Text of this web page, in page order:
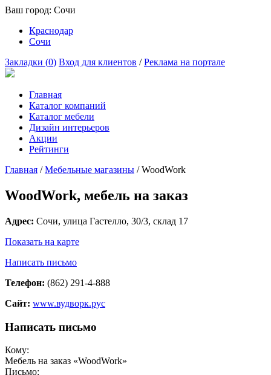
Ваш город: Сочи
Краснодар
Сочи
Закладки (0) Вход для клиентов /Реклама на портале
Главная
Каталог компаний
Каталог мебели
Дизайн интерьеров
Акции
Рейтинги
Главная /Мебельные магазины /WoodWork
WoodWork, мебель на заказ
Адрес: Сочи, улица Гастелло, 30/3, склад 17
Показать на карте
Написать письмо
Телефон: (862) 291-4-888
Сайт: www.вудворк.рус
Написать письмо
Кому:
Мебель на заказ «WoodWork»
Письмо: